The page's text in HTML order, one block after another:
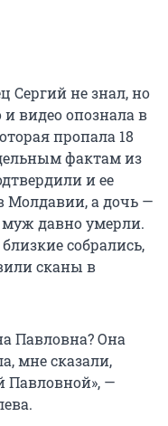
Сергий не знал, но
видео опознала в
пропала 18
фактам из
и ее
Молдавии, а дочь —
давно умерли.
собрались,
сканы в
Павловна? Она
мне сказали,
Павловной», —